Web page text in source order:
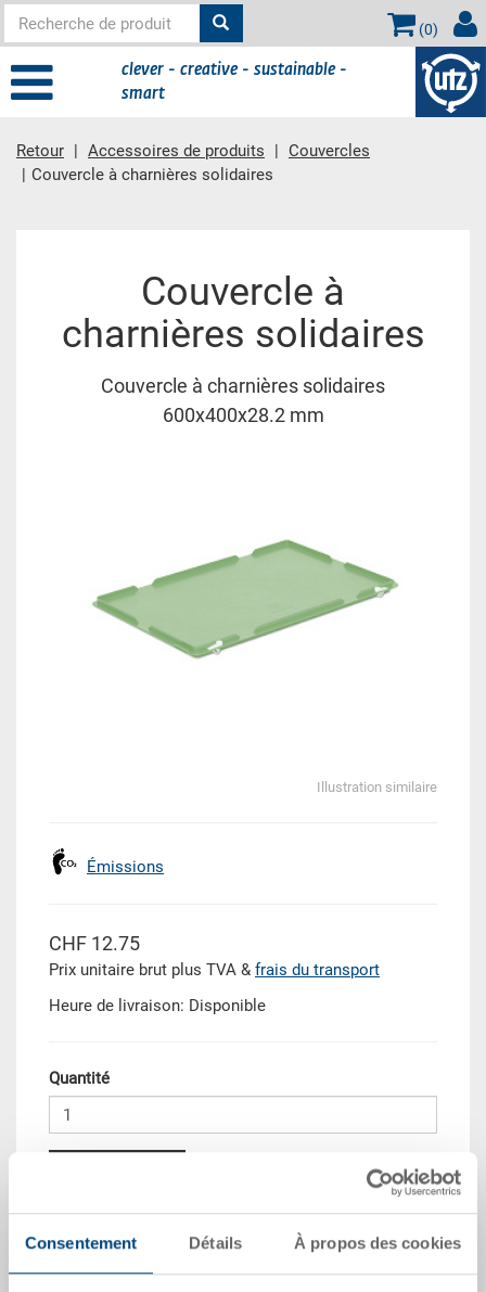
Consentement Détails À propos des cookies
(0)
clever - creative - sustainable -
smart
Retour Accessoires de produits
Couvercles
Couvercle à charnières solidaires
Couvercle à
charnières solidaires
Couvercle à charnières solidaires
600x400x28.2 mm
Illustration similaire
Émissions
CHF 12.75
Prix unitaire brut plus TVA & frais du transport
Heure de livraison: Disponible
Quantité
Quantité échelonnée Prix
Dès 10 pièces CHF 11.50